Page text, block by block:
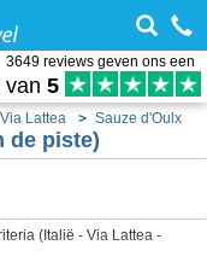
3649 reviews geven ons een
van 5
Via Lattea Sauze d'Oulx
de piste)
(Italië - Via Lattea -